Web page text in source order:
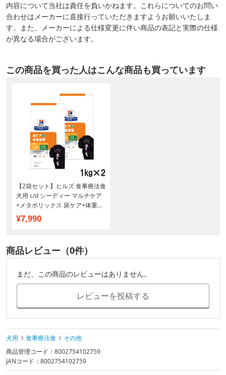
内容について当社は責任を負いかねます。これらについてのお問い
合わせはメーカーに直接行っていただきますようお願いいたしま
す。また、メーカーによる仕様変更に伴い商品の表記と実際の仕様
が異なる場合がございます。
この商品を買った人はこんな商品も買っています
【2袋セット】ヒルズ 食事療法食
犬用 c/d シーディー マルチケア
+メタボリックス 尿ケア+体重管
理 ドライ 小粒 1kg
¥7,990
商品レビュー（0件）
まだ、この商品のレビューはありません。
レビューを投稿する
犬用 食事療法食
その他
商品管理コード：8002754102759
JANコード：8002754102759